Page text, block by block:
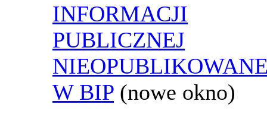
INFORMACJI
PUBLICZNEJ
W BIP (nowe okno)